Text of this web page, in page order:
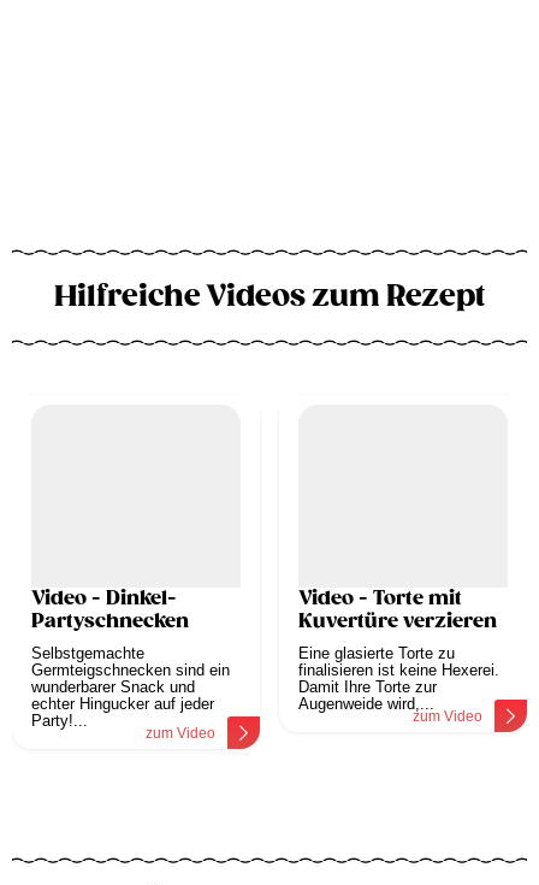
Hilfreiche Videos zum Rezept
Video - Dinkel-
Partyschnecken
Selbstgemachte
Germteigschnecken sind ein
wunderbarer Snack und
echter Hingucker auf jeder
Party!...
zum Video
Video - Torte mit
Kuvertüre verzieren
Eine glasierte Torte zu
finalisieren ist keine Hexerei.
Damit Ihre Torte zur
Augenweide wird,...
zum Video